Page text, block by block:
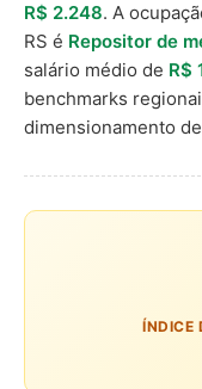
R$ 2.248. A
RS é Repositor de
salário médio de R$
benchmarks
dimensionamento
ÍNDICE